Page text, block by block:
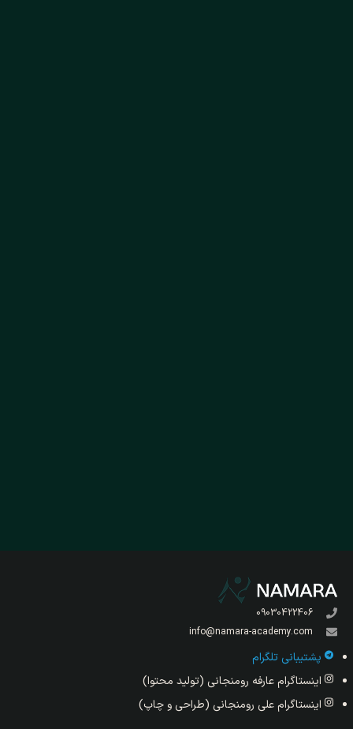
09030422406
info@namara-academy.com
پشتیبانی تلگرام
اینستاگرام عارفه رومنجانی (تولید محتوا)
اینستاگرام علی رومنجانی (طراحی و چاپ)